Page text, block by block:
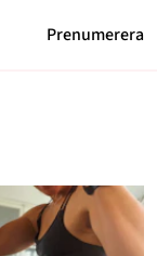
Prenumerera
Meny